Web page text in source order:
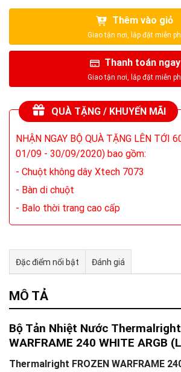
Thêm vào giỏ
Thanh toán ngay
QUÀ TẶNG / KHUYẾN MÃI
NHẬN NGAY BỘ QUÀ TẶNG LÊN TỚI
01/09 - 30/09/2020) bao gồm:
- Chuột không dây Xtech 7073
- Bàn di chuột
- Balo thời trang cao cấp
Đặc điểm nổi bật Đánh giá
Tư vấn & bán hàng qua Facebook
MÔ TẢ
Bộ Tản Nhiệt Nước Thermalright
WARFRAME 240 WHITE ARGB
Thermalright FROZEN WARFRAME